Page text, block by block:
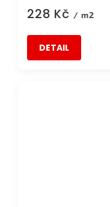
228 Kč / m2
DETAIL